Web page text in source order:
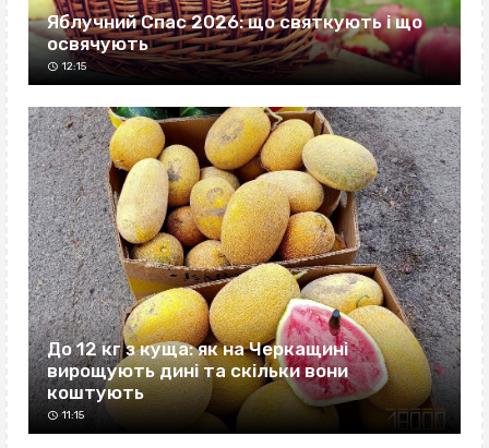
Яблучний Спас 2026: що святкують і що
освячують
12:15
До 12 кг з куща: як на Черкащині
вирощують дині та скільки вони
коштують
11:15